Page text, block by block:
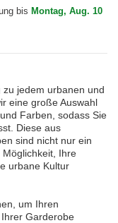
Bros.
bis Montag, Aug. 10
jedem urbanen und
eine große Auswahl
Farben, sodass Sie
Diese aus
sind nicht nur ein
Ihre
urbane Kultur
um Ihren
Garderobe